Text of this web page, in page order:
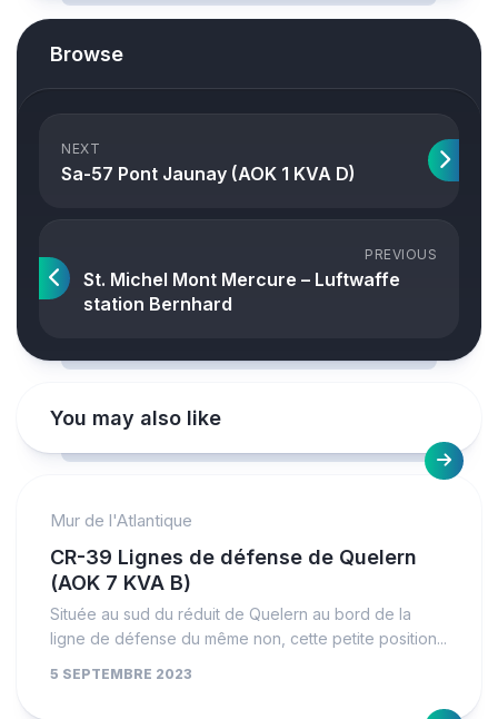
Browse
NEXT
Sa-57 Pont Jaunay (AOK 1 KVA D)
PREVIOUS
St. Michel Mont Mercure – Luftwaffe
station Bernhard
You may also like
Mur de l'Atlantique
CR-39 Lignes de défense de Quelern
(AOK 7 KVA B)
Située au sud du réduit de Quelern au bord de la
ligne de défense du même non, cette petite position...
5 SEPTEMBRE 2023